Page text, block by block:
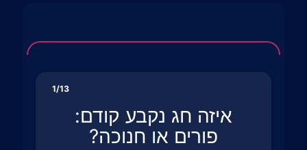
1/13
איזה חג נקבע קודם:
פורים או חנוכה?